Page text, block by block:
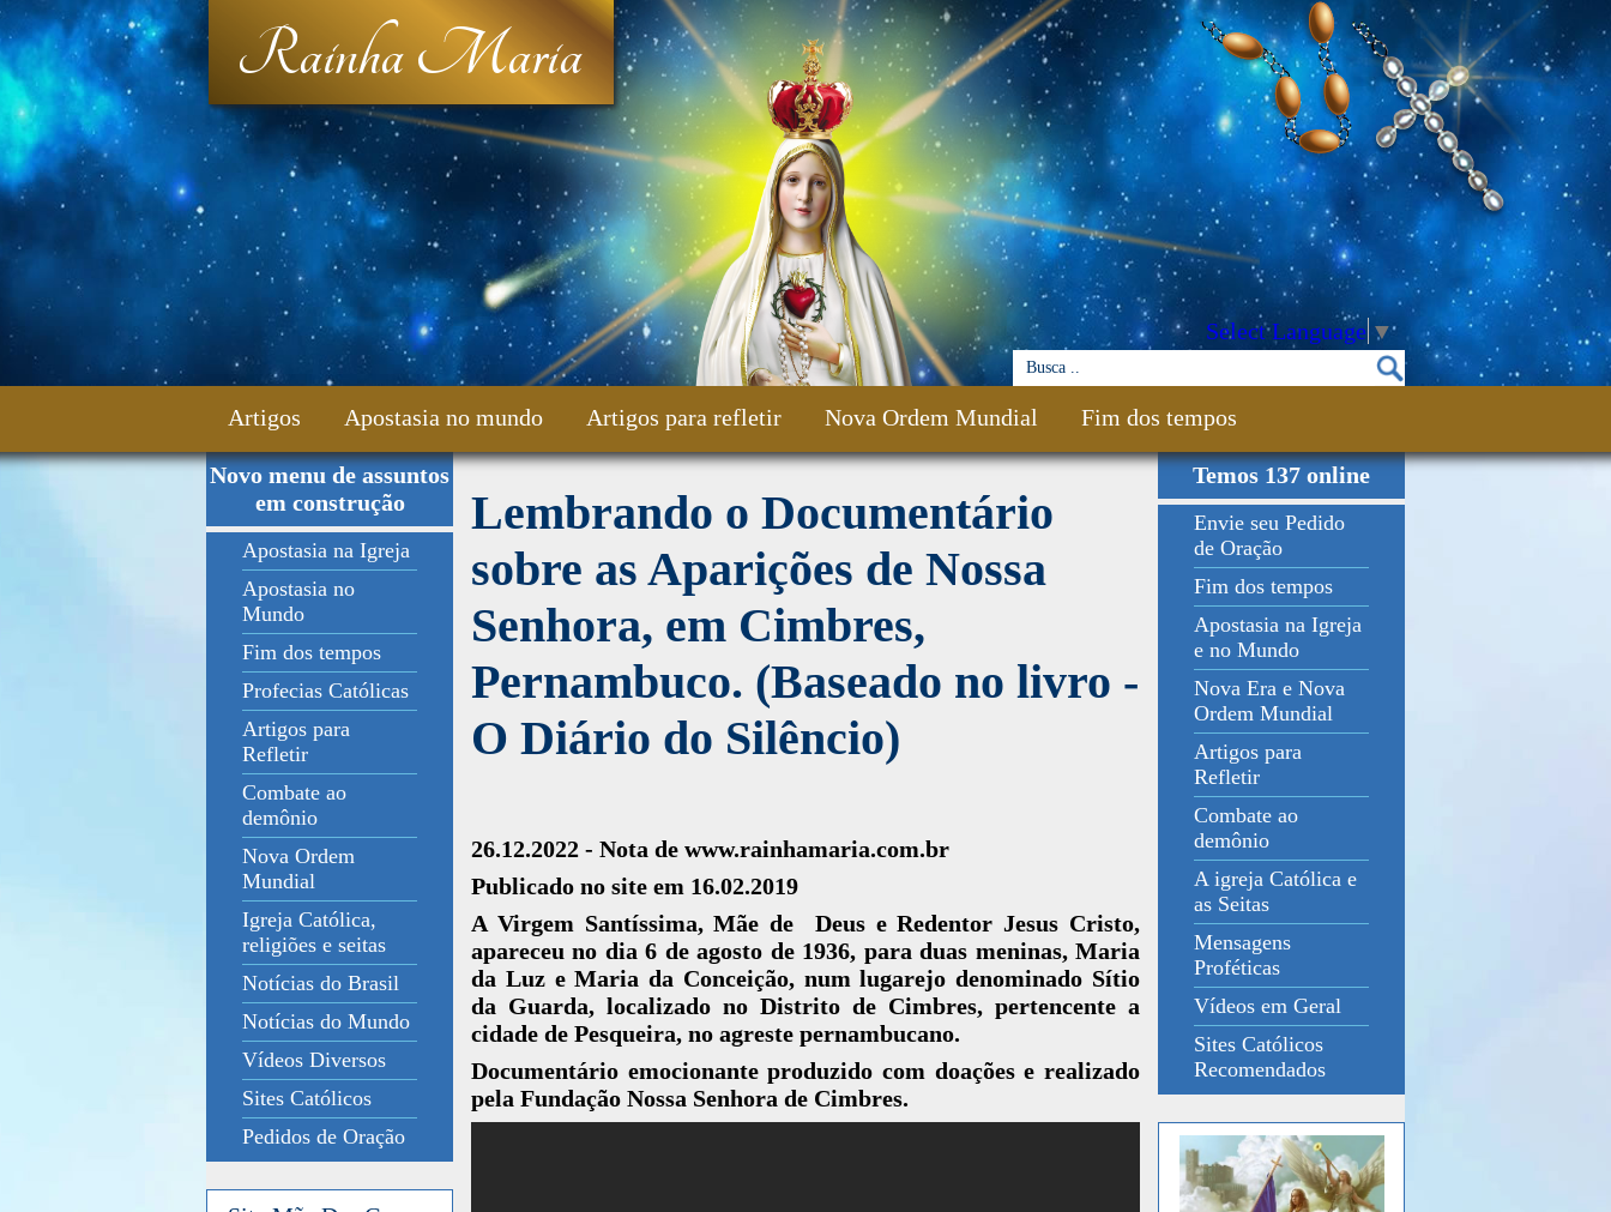
Rainha Maria
Select Language ▼
Artigos Apostasia no mundo Artigos para refletir Nova Ordem Mundial Fim dos tempos
Fale Conosco
Novo menu de assuntos
em construção
Apostasia na Igreja
Apostasia no
Mundo
Fim dos tempos
Profecias Católicas
Artigos para
Refletir
Combate ao
demônio
Nova Ordem
Mundial
Igreja Católica,
religiões e seitas
Notícias do Brasil
Notícias do Mundo
Vídeos Diversos
Sites Católicos
Pedidos de Oração
Lembrando o Documentário
sobre as Aparições de Nossa
Senhora, em Cimbres,
Pernambuco. (Baseado no livro -
O Diário do Silêncio)
26.12.2022 - Nota de www.rainhamaria.com.br
Publicado no site em 16.02.2019
A Virgem Santíssima, Mãe de Deus e Redentor Jesus Cristo,
apareceu no dia 6 de agosto de 1936, para duas meninas, Maria
da Luz e Maria da Conceição, num lugarejo denominado Sítio
da Guarda, localizado no Distrito de Cimbres, pertencente a
cidade de Pesqueira, no agreste pernambucano.
Documentário emocionante produzido com doações e realizado
pela Fundação Nossa Senhora de Cimbres.
Temos 137 online
Envie seu Pedido
de Oração
Fim dos tempos
Apostasia na Igreja
e no Mundo
Nova Era e Nova
Ordem Mundial
Artigos para
Refletir
Combate ao
demônio
A igreja Católica e
as Seitas
Mensagens
Proféticas
Vídeos em Geral
Sites Católicos
Recomendados